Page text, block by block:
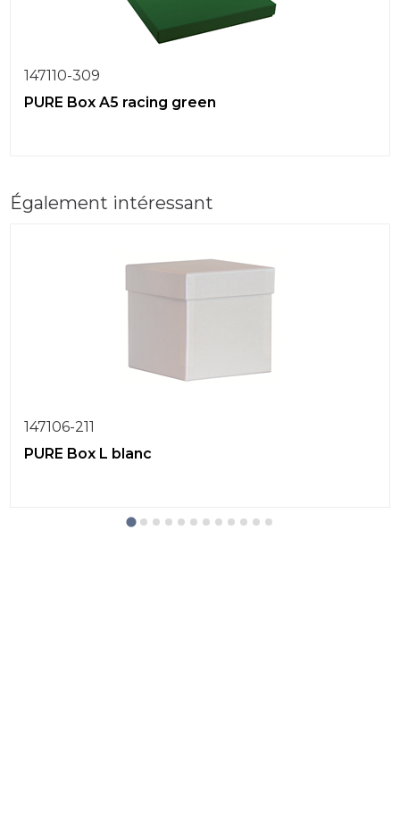
147110-309
PURE Box A5 racing green
Également intéressant
147106-211
PURE Box L blanc